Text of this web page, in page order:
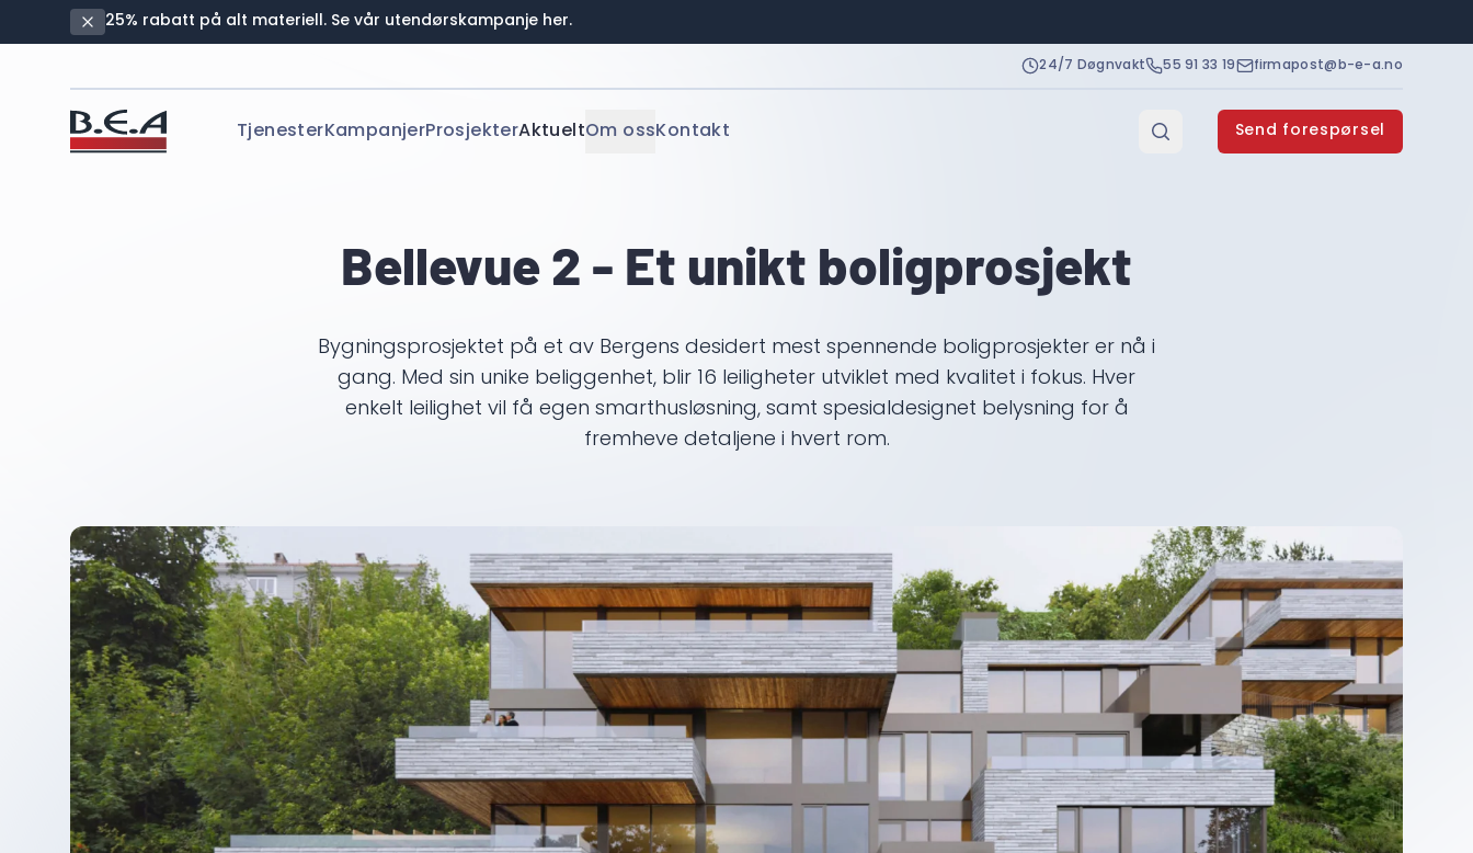
25% rabatt på alt materiell. Se vår utendørskampanje her.
24/7 Døgnvakt 55 91 33 19 firmapost@b-e-a.no
TjenesterKampanjerProsjekterAktueltOm oss Kontakt Send forespørsel
Bellevue 2 - Et unikt boligprosjekt
Bygningsprosjektet på et av Bergens desidert mest spennende boligprosjekter er nå i
gang. Med sin unike beliggenhet, blir 16 leiligheter utviklet med kvalitet i fokus. Hver
enkelt leilighet vil få egen smarthusløsning, samt spesialdesignet belysning for å
fremheve detaljene i hvert rom.